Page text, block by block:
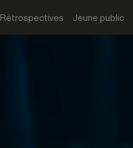
Rétrospectives Jeune public